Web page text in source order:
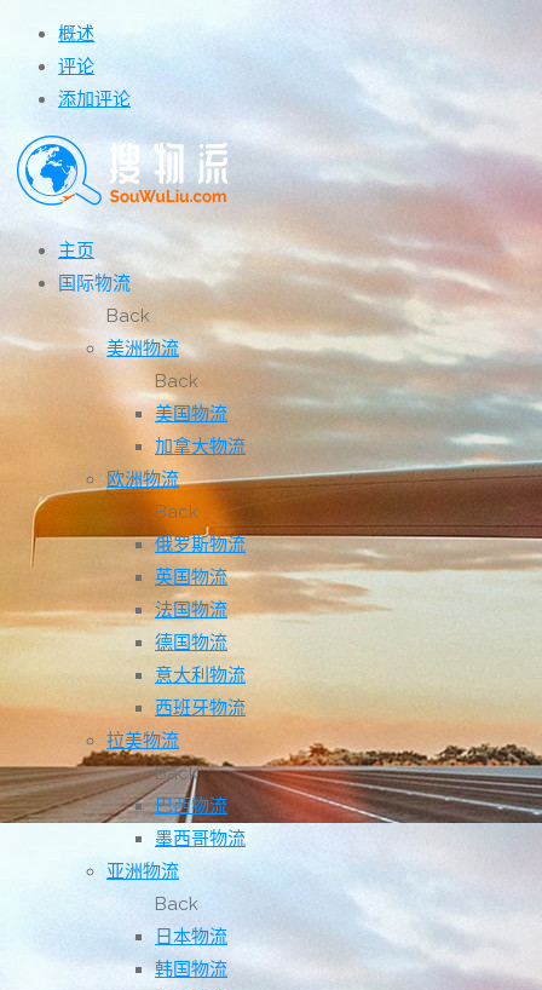
概述
评论
添加评论
主页
国际物流
Back
美洲物流
Back
美国物流
加拿大物流
欧洲物流
Back
俄罗斯物流
英国物流
法国物流
德国物流
意大利物流
西班牙物流
拉美物流
Back
巴西物流
墨西哥物流
亚洲物流
Back
日本物流
韩国物流